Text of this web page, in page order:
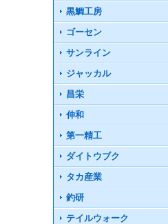
黒鯛工房
ゴーセン
サンライン
ジャッカル
昌栄
伸和
第一精工
ダイトウブク
タカ産業
釣研
テイルウォーク